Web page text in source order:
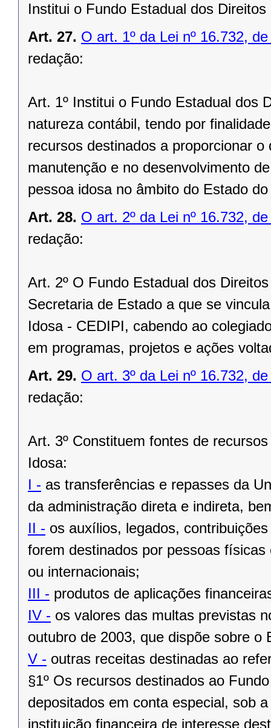
Institui o Fundo Estadual dos
Art. 27. O art. 1º da Lei nº 16.732,
redação:
Art. 1º Institui o Fundo Estadual dos
natureza contábil, tendo por
recursos destinados a proporcionar
manutenção e no desenvolvimento
pessoa idosa no âmbito do Estado
Art. 28. O art. 2º da Lei nº 16.732,
redação:
Art. 2º O Fundo Estadual dos
Secretaria de Estado a que se
Idosa - CEDIPI, cabendo ao
em programas, projetos e ações
Art. 29. O art. 3º da Lei nº 16.732,
redação:
Art. 3º Constituem fontes de
Idosa:
I - as transferências e repasses da
da administração direta e indireta,
II - os auxílios, legados,
forem destinados por pessoas
ou internacionais;
III - produtos de aplicações
IV - os valores das multas previstas
outubro de 2003, que dispõe sobre o
V - outras receitas destinadas ao
§1º Os recursos destinados ao
depositados em conta especial, sob
instituição financeira de interesse